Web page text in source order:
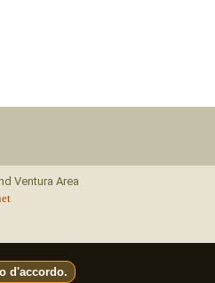
d'accordo.
Ventura Area